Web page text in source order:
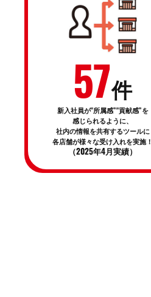
57件
新入社員が"所属感”"貢献感”を
感じられるように、
社内の情報を共有するツールに
各店舗が様々な受け入れを実施！
（2025年4月実績）